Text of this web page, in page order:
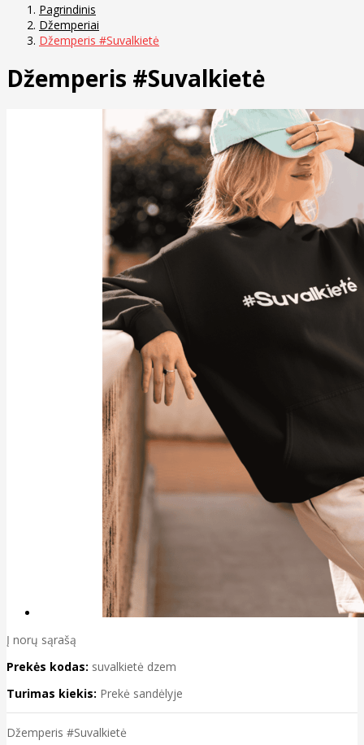
Pagrindinis
Džemperiai
Džemperis #Suvalkietė
Džemperis #Suvalkietė
Į norų sąrašą
Prekės kodas: suvalkietė dzem
Turimas kiekis: Prekė sandėlyje
Džemperis #Suvalkietė